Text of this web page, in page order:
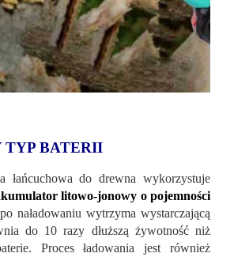
TYP BATERII
łańcuchowa do drewna wykorzystuje
litowo-jonowy o pojemności
naładowaniu wytrzyma wystarczającą
do 10 razy dłuższą żywotność niż
Proces ładowania jest również